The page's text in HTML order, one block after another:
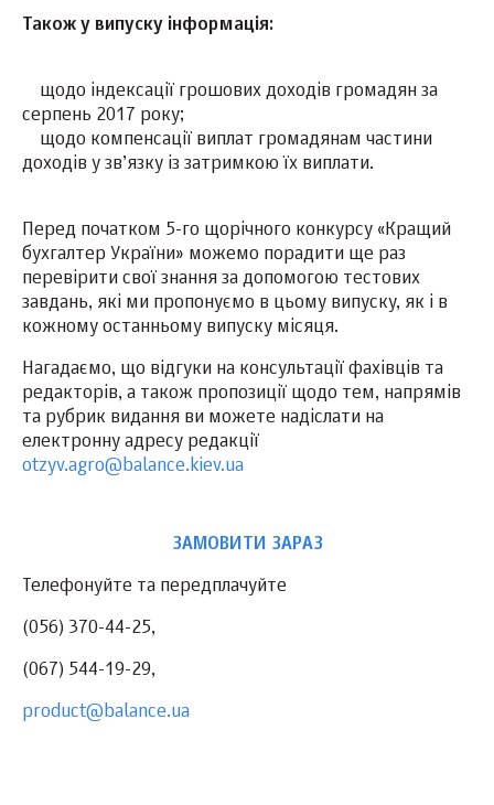
Також у випуску інформація:
щодо індексації грошових доходів громадян за
серпень 2017 року;
щодо компенсації виплат громадянам частини
доходів у зв’язку із затримкою їх виплати.
Перед початком 5-го щорічного конкурсу «Кращий
бухгалтер України» можемо порадити ще раз
перевірити свої знання за допомогою тестових
завдань, які ми пропонуємо в цьому випуску, як і в
кожному останньому випуску місяця.
Нагадаємо, що відгуки на консультації фахівців та
редакторів, а також пропозиції щодо тем, напрямів
та рубрик видання ви можете надіслати на
електронну адресу редакції
otzyv.agro@balance.kiev.ua
ЗАМОВИТИ ЗАРАЗ
Телефонуйте та передплачуйте
(056) 370-44-25,
(067) 544-19-29,
product@balance.ua